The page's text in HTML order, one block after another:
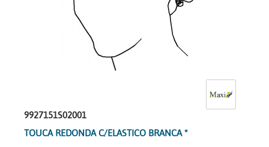
9927151S02001
TOUCA REDONDA C/ELASTICO BRANCA *